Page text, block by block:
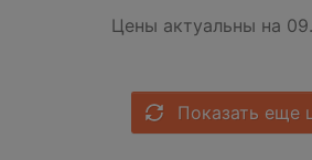
Цены актуальны на
Показать еще